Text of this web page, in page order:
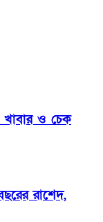
ও চেক
রাশেদ,